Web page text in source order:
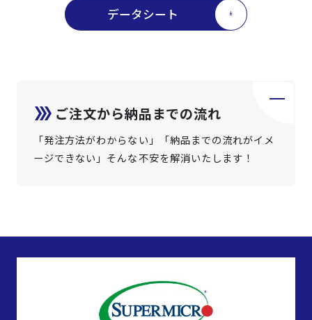
データシート
ご注文から納品までの流れ
「発注方法がわからない」「納品までの流れがイメ
ージできない」そんな不安を解消いたします！